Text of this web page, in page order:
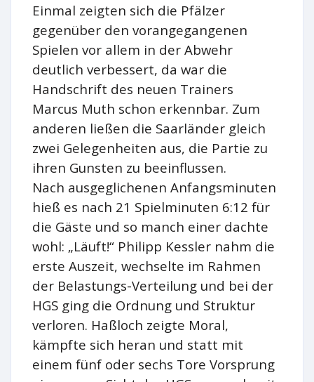
Einmal zeigten sich die Pfälzer
gegenüber den vorangegangenen
Spielen vor allem in der Abwehr
deutlich verbessert, da war die
Handschrift des neuen Trainers
Marcus Muth schon erkennbar. Zum
anderen ließen die Saarländer gleich
zwei Gelegenheiten aus, die Partie zu
ihren Gunsten zu beeinflussen.
Nach ausgeglichenen Anfangsminuten
hieß es nach 21 Spielminuten 6:12 für
die Gäste und so manch einer dachte
wohl: „Läuft!“ Philipp Kessler nahm die
erste Auszeit, wechselte im Rahmen
der Belastungs-Verteilung und bei der
HGS ging die Ordnung und Struktur
verloren. Haßloch zeigte Moral,
kämpfte sich heran und statt mit
einem fünf oder sechs Tore Vorsprung